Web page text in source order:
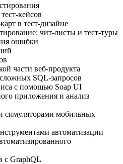
кейсов
в тест-дизайне
чит-листы и тест-туры
ошибки
части веб-продукта
SQL-запросов
с помощью Soap UI
приложения и анализ
симуляторами мобильных
автоматизации
с GraphQL